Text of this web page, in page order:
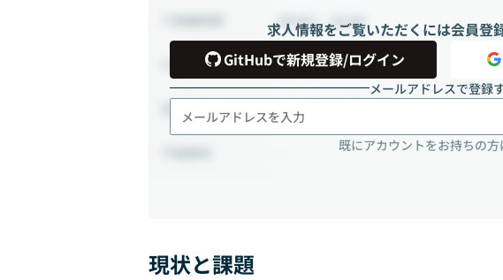
求人情報をご覧いただくには会員登
GitHubで新規登録/ログイン
メールアドレスで登録
既にアカウントをお持ちの方
09:00 ~ 18:00
雇用形態 正社員
出社頻度 相談の上決定する
現状と課題